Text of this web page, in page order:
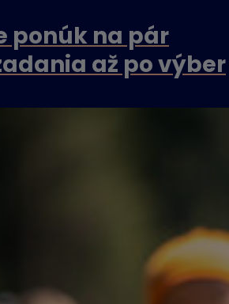
ponúk na pár
až po výber